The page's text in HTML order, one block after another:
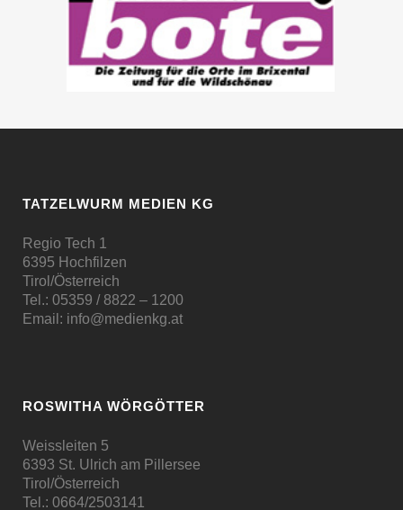
TATZELWURM MEDIEN KG
Regio Tech 1
6395 Hochfilzen
Tirol/Österreich
Tel.: 05359 / 8822 – 1200
Email: info@medienkg.at
ROSWITHA WÖRGÖTTER
Weissleiten 5
6393 St. Ulrich am Pillersee
Tirol/Österreich
Tel.: 0664/2503141